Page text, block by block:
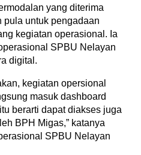
yang diterima
pula untuk pengadaan
kegiatan operasional. Ia
SPBU Nelayan
digital.
kegiatan opersional
masuk dashboard
berarti dapat diakses juga
BPH Migas,” katanya
SPBU Nelayan